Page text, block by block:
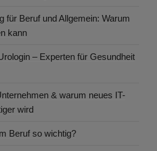
für Beruf und Allgemein: Warum
kann
– Experten für Gesundheit
& warum neues IT-
wird
Beruf so wichtig?